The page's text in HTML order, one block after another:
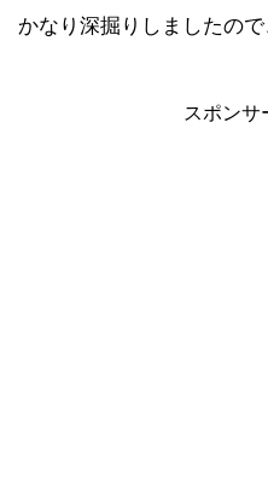
かなり深掘りしましたので
スポンサ